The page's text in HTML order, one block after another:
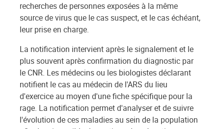
recherches de personnes exposées à la même
source de virus que le cas suspect, et le cas échéant,
leur prise en charge.
La notification intervient après le signalement et le
plus souvent après confirmation du diagnostic par
le CNR. Les médecins ou les biologistes déclarant
notifient le cas au médecin de l'ARS du lieu
d'exercice au moyen d'une fiche spécifique pour la
rage. La notification permet d'analyser et de suivre
l'évolution de ces maladies au sein de la population